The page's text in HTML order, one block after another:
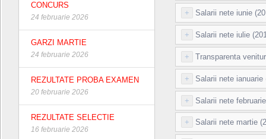
CONCURS
24 februarie 2026
GARZI MARTIE
24 februarie 2026
REZULTATE PROBA EXAMEN
20 februarie 2026
REZULTATE SELECTIE
16 februarie 2026
+ Salarii nete iunie
+ Salarii nete iulie
+ Transparenta
+ Salarii nete ianuarie
+ Salarii nete
+ Salarii nete martie